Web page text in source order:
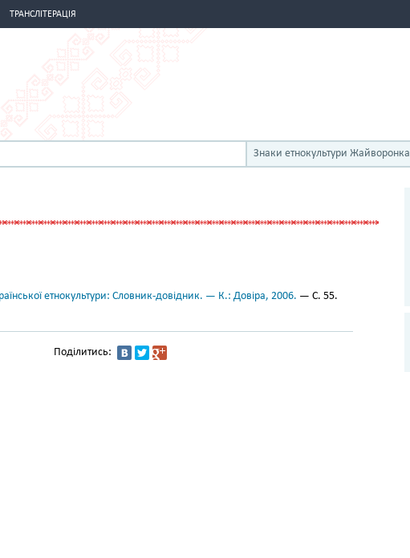
ТРАНСЛІТЕРАЦІЯ
Знаки етнокультури Жайворонка
етнокультури: Словник-довідник. — К.: Довіра, 2006. — С. 55.
Поділитись: